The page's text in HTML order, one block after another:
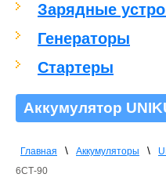
Зарядные
Генераторы
Стартеры
Аккумулятор
Главная \ Аккумуляторы \
6СТ-90